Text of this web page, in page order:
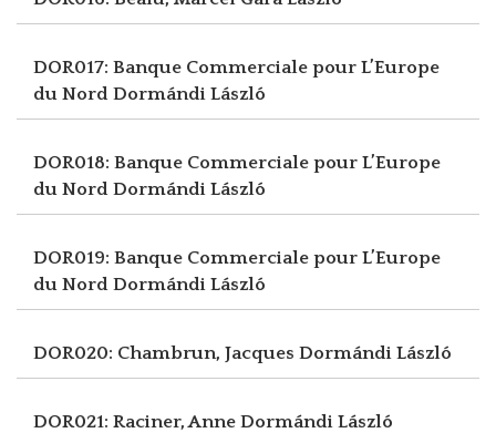
DOR017: Banque Commerciale pour L’Europe
du Nord Dormándi László
DOR018: Banque Commerciale pour L’Europe
du Nord Dormándi László
DOR019: Banque Commerciale pour L’Europe
du Nord Dormándi László
DOR020: Chambrun, Jacques Dormándi László
DOR021: Raciner, Anne Dormándi László